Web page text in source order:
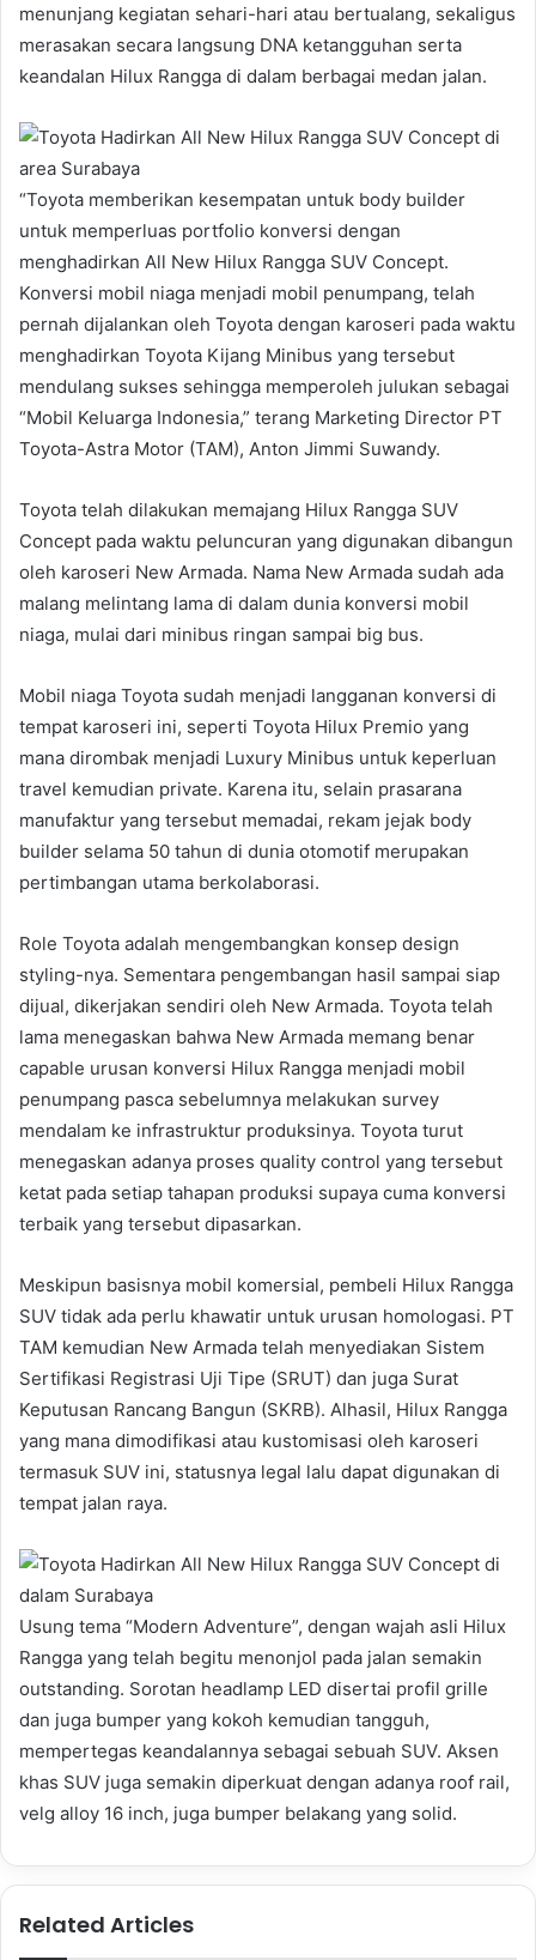
menunjang kegiatan sehari-hari atau bertualang, sekaligus
merasakan secara langsung DNA ketangguhan serta
keandalan Hilux Rangga di dalam berbagai medan jalan.
“Toyota memberikan kesempatan untuk body builder
untuk memperluas portfolio konversi dengan
menghadirkan All New Hilux Rangga SUV Concept.
Konversi mobil niaga menjadi mobil penumpang, telah
pernah dijalankan oleh Toyota dengan karoseri pada waktu
menghadirkan Toyota Kijang Minibus yang tersebut
mendulang sukses sehingga memperoleh julukan sebagai
“Mobil Keluarga Indonesia,” terang Marketing Director PT
Toyota-Astra Motor (TAM), Anton Jimmi Suwandy.
Toyota telah dilakukan memajang Hilux Rangga SUV
Concept pada waktu peluncuran yang digunakan dibangun
oleh karoseri New Armada. Nama New Armada sudah ada
malang melintang lama di dalam dunia konversi mobil
niaga, mulai dari minibus ringan sampai big bus.
Mobil niaga Toyota sudah menjadi langganan konversi di
tempat karoseri ini, seperti Toyota Hilux Premio yang
mana dirombak menjadi Luxury Minibus untuk keperluan
travel kemudian private. Karena itu, selain prasarana
manufaktur yang tersebut memadai, rekam jejak body
builder selama 50 tahun di dunia otomotif merupakan
pertimbangan utama berkolaborasi.
Role Toyota adalah mengembangkan konsep design
styling-nya. Sementara pengembangan hasil sampai siap
dijual, dikerjakan sendiri oleh New Armada. Toyota telah
lama menegaskan bahwa New Armada memang benar
capable urusan konversi Hilux Rangga menjadi mobil
penumpang pasca sebelumnya melakukan survey
mendalam ke infrastruktur produksinya. Toyota turut
menegaskan adanya proses quality control yang tersebut
ketat pada setiap tahapan produksi supaya cuma konversi
terbaik yang tersebut dipasarkan.
Meskipun basisnya mobil komersial, pembeli Hilux Rangga
SUV tidak ada perlu khawatir untuk urusan homologasi. PT
TAM kemudian New Armada telah menyediakan Sistem
Sertifikasi Registrasi Uji Tipe (SRUT) dan juga Surat
Keputusan Rancang Bangun (SKRB). Alhasil, Hilux Rangga
yang mana dimodifikasi atau kustomisasi oleh karoseri
termasuk SUV ini, statusnya legal lalu dapat digunakan di
tempat jalan raya.
Usung tema “Modern Adventure”, dengan wajah asli Hilux
Rangga yang telah begitu menonjol pada jalan semakin
outstanding. Sorotan headlamp LED disertai profil grille
dan juga bumper yang kokoh kemudian tangguh,
mempertegas keandalannya sebagai sebuah SUV. Aksen
khas SUV juga semakin diperkuat dengan adanya roof rail,
velg alloy 16 inch, juga bumper belakang yang solid.
Related Articles